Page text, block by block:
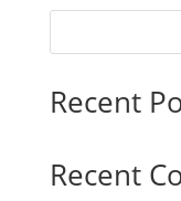
Recent
Recent